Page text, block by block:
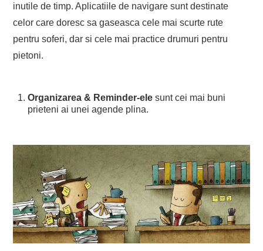
inutile de timp. Aplicatiile de navigare sunt destinate
celor care doresc sa gaseasca cele mai scurte rute
pentru soferi, dar si cele mai practice drumuri pentru
pietoni.
Organizarea & Reminder-ele sunt cei mai buni
prieteni ai unei agende plina.